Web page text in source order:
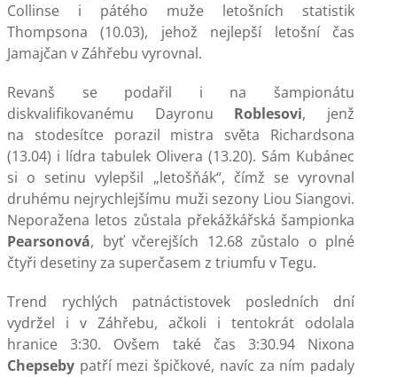
Collinse i pátého muže letošních statistik
Thompsona (10.03), jehož nejlepší letošní čas
Jamajčan v Záhřebu vyrovnal.
Revanš se podařil i na šampionátu
diskvalifikovanému Dayronu Roblesovi, jenž
na stodesítce porazil mistra světa Richardsona
(13.04) i lídra tabulek Olivera (13.20). Sám Kubánec
si o setinu vylepšil „letošňák“, čímž se vyrovnal
druhému nejrychlejšímu muži sezony Liou Siangovi.
Neporažena letos zůstala překážkářská šampionka
Pearsonová, byť včerejších 12.68 zůstalo o plné
čtyři desetiny za superčasem z triumfu v Tegu.
Trend rychlých patnáctistovek posledních dní
vydržel i v Záhřebu, ačkoli i tentokrát odolala
hranice 3:30. Ovšem také čas 3:30.94 Nixona
Chepseby patří mezi špičkové, navíc za ním padaly